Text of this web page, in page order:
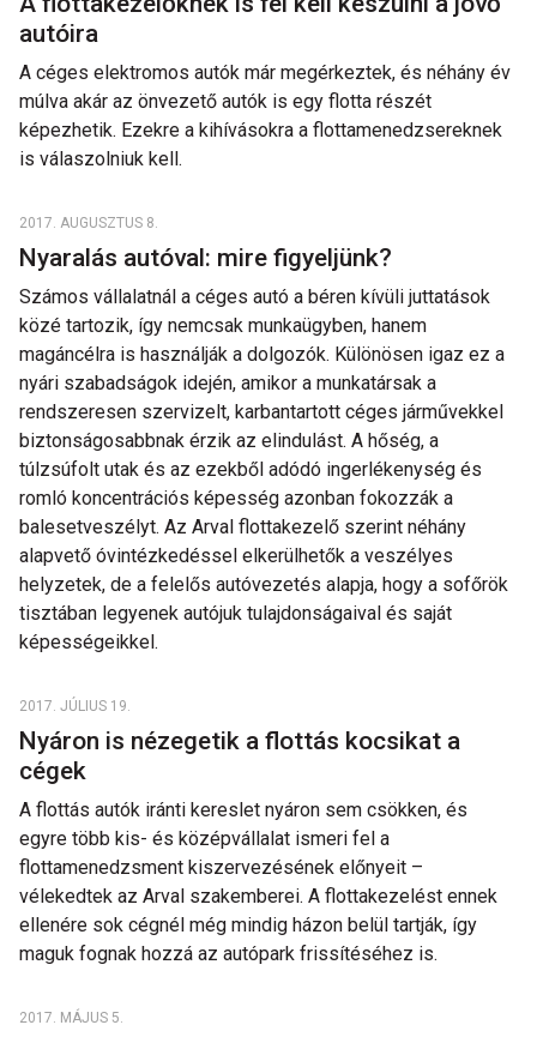
autóira
A céges elektromos autók már megérkeztek, és néhány év
múlva akár az önvezető autók is egy flotta részét
képezhetik. Ezekre a kihívásokra a flottamenedzsereknek
is válaszolniuk kell.
2017. AUGUSZTUS 8.
Nyaralás autóval: mire figyeljünk?
Számos vállalatnál a céges autó a béren kívüli juttatások
közé tartozik, így nemcsak munkaügyben, hanem
magáncélra is használják a dolgozók. Különösen igaz ez a
nyári szabadságok idején, amikor a munkatársak a
rendszeresen szervizelt, karbantartott céges járművekkel
biztonságosabbnak érzik az elindulást. A hőség, a
túlzsúfolt utak és az ezekből adódó ingerlékenység és
romló koncentrációs képesség azonban fokozzák a
balesetveszélyt. Az Arval flottakezelő szerint néhány
alapvető óvintézkedéssel elkerülhetők a veszélyes
helyzetek, de a felelős autóvezetés alapja, hogy a sofőrök
tisztában legyenek autójuk tulajdonságaival és saját
képességeikkel.
2017. JÚLIUS 19.
Nyáron is nézegetik a flottás kocsikat a
cégek
A flottás autók iránti kereslet nyáron sem csökken, és
egyre több kis- és középvállalat ismeri fel a
flottamenedzsment kiszervezésének előnyeit –
vélekedtek az Arval szakemberei. A flottakezelést ennek
ellenére sok cégnél még mindig házon belül tartják, így
maguk fognak hozzá az autópark frissítéséhez is.
2017. MÁJUS 5.